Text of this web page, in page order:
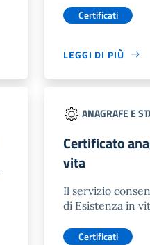
Certificati
LEGGI DI PIÙ
ANAGRAFE E
Certificato
vita
Il servizio
di Esistenza in
Certificati